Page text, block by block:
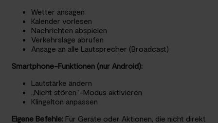
Wetter ansagen
Kalender vorlesen
Nachrichten abspielen
Verkehrslage abrufen
Ansage an alle Lautsprecher (Broadcast)
Smartphone-Funktionen (nur Android):
Lautstärke ändern
„Nicht stören“-Modus aktivieren
Klingelton anpassen
Eigene Befehle: Für Geräte oder Aktionen, die nicht direkt